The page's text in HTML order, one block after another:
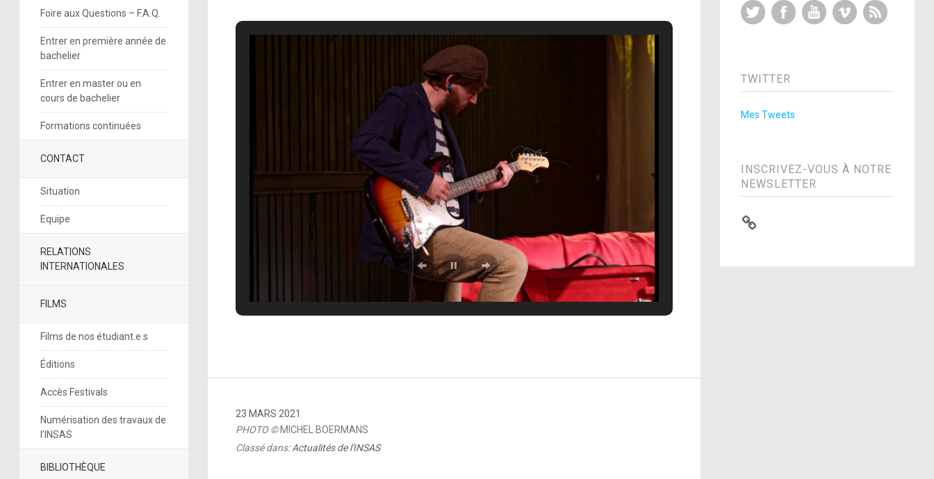
Foire aux Questions – F.A.Q.
Entrer en première année de
bachelier
Entrer en master ou en
cours de bachelier
Formations continuées
CONTACT
Situation
Equipe
RELATIONS
INTERNATIONALES
FILMS
Films de nos étudiant.e.s
Éditions
Accès Festivals
Numérisation des travaux de
l’INSAS
BIBLIOTHÈQUE
23 MARS 2021
PHOTO © MICHEL BOERMANS
Classé dans:Actualités de l'INSAS
Twitter FacebookYouTubeVimeo
TWITTER
Mes Tweets
INSCRIVEZ-VOUS À NOTRE
NEWSLETTER